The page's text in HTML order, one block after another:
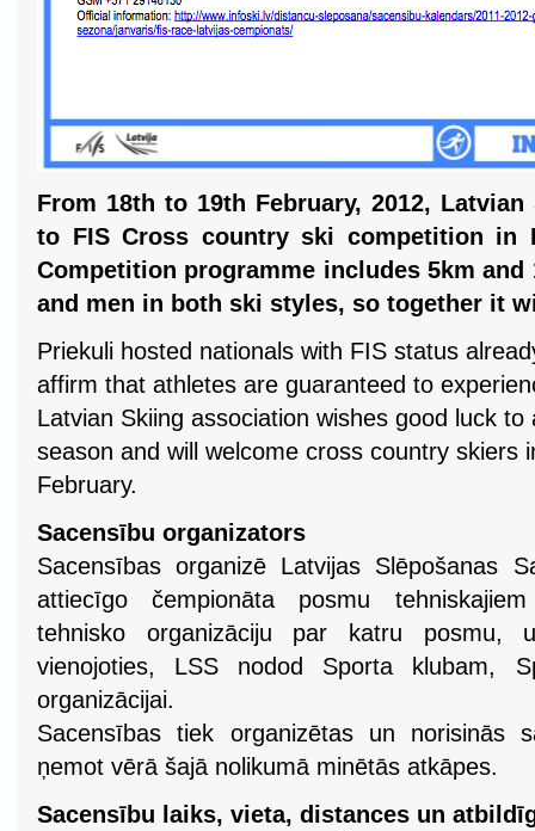
From 18th to 19th February, 2012,
to FIS Cross country ski competition in
Competition programme includes 5km
and men in both ski styles, so together it
Priekuli hosted nationals with FIS status
affirm that athletes are guaranteed to
Latvian Skiing association wishes good luck
season and will welcome cross country skiers
February.
Sacensību organizators
Sacensības organizē Latvijas Slēpošanas
attiecīgo čempionāta posmu
tehnisko organizāciju par katru posmu,
vienojoties, LSS nodod Sporta klubam,
organizācijai.
Sacensības tiek organizētas un norisinās
ņemot vērā šajā nolikumā minētās atkāpes.
Sacensību laiks, vieta, distances un